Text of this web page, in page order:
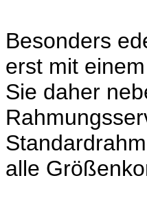
Besonders
erst mit
Sie daher
alle